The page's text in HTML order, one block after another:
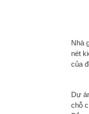
Nhà
nét
của
Dự
chỗ